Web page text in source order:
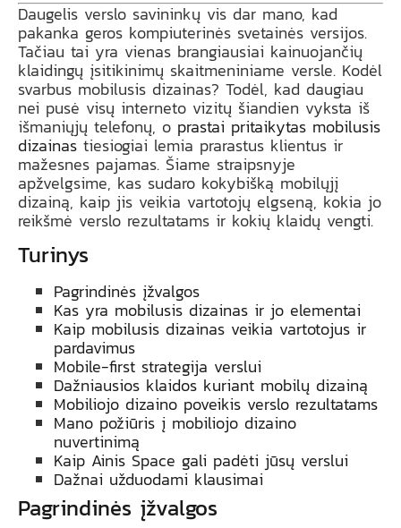
Daugelis verslo savininkų vis dar mano, kad
pakanka geros kompiuterinės svetainės versijos.
Tačiau tai yra vienas brangiausiai kainuojančių
klaidingų įsitikinimų skaitmeniniame versle. Kodėl
svarbus mobilusis dizainas? Todėl, kad daugiau
nei pusė visų interneto vizitų šiandien vyksta iš
išmaniųjų telefonų, o prastai pritaikytas mobilusis
dizainas tiesiogiai lemia prarastus klientus ir
mažesnes pajamas. Šiame straipsnyje
apžvelgsime, kas sudaro kokybišką mobilųjį
dizainą, kaip jis veikia vartotojų elgseną, kokia jo
reikšmė verslo rezultatams ir kokių klaidų vengti.
Turinys
Pagrindinės įžvalgos
Kas yra mobilusis dizainas ir jo elementai
Kaip mobilusis dizainas veikia vartotojus ir
pardavimus
Mobile-first strategija verslui
Dažniausios klaidos kuriant mobilų dizainą
Mobiliojo dizaino poveikis verslo rezultatams
Mano požiūris į mobiliojo dizaino
nuvertinimą
Kaip Ainis Space gali padėti jūsų verslui
Dažnai užduodami klausimai
Pagrindinės įžvalgos